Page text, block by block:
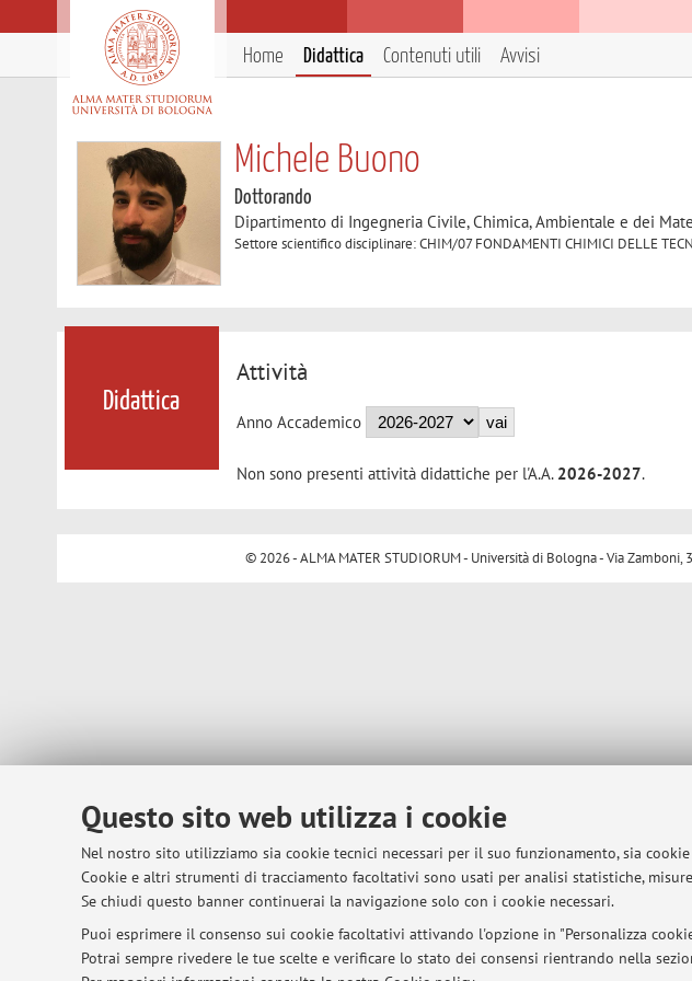
Questo sito web utilizza i cookie
Nel nostro sito utilizziamo sia cookie tecnici necessari per il suo funzionamento, sia
Cookie e altri strumenti di tracciamento facoltativi sono usati per analisi statistiche,
Se chiudi questo banner continuerai la navigazione solo con i cookie necessari.
Puoi esprimere il consenso sui cookie facoltativi attivando l'opzione in "Personalizza
Potrai sempre rivedere le tue scelte e verificare lo stato dei consensi rientrando nella
Home Didattica Contenuti utili Avvisi
Michele Buono
Dottorando
Dipartimento di Ingegneria Civile, Chimica, Ambientale e dei
Settore scientifico disciplinare: CHIM/07 FONDAMENTI CHIMICI DELLE
Didattica
Attività
Anno Accademico
Non sono presenti attività didattiche per l'A.A. 2026-2027.
© 2026 - ALMA MATER STUDIORUM - Università di Bologna - Via